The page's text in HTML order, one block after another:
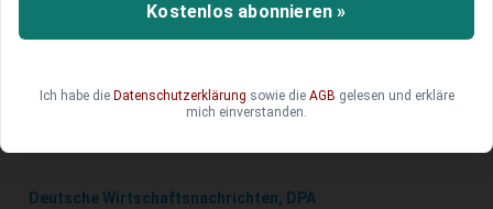
In Bundesländer-Vergleichen wirtschaftlicher
Attraktivität lag in der Vergangenheit häufig
das hat sich geändert.
Deutsche Wirtschaftsnachrichten, DPA
Kostenlos abonnieren »
Ich habe die Datenschutzerklärung sowie die AGB gelesen und erkläre
mich einverstanden.